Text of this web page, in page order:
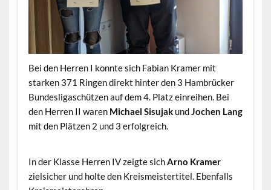
Bei den Herren I konnte sich Fabian Kramer mit
starken 371 Ringen direkt hinter den 3 Hambrücker
Bundesligaschützen auf dem 4. Platz einreihen. Bei
den Herren II waren Michael SisujakundJochen Lang
mit den Plätzen 2 und 3 erfolgreich.
In der Klasse Herren IV zeigte sichArno Kramer
zielsicher und holte den Kreismeistertitel. Ebenfalls